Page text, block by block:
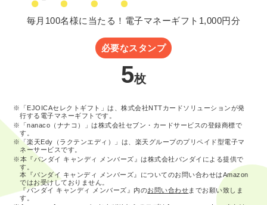
毎月100名様に当たる！電子マネーギフト1,000円分
必要なスタンプ
5枚
※「EJOICAセレクトギフト」は、株式会社NTTカードソリューションが発
行する電子マネーギフトです。
※「nanaco（ナナコ）」は株式会社セブン・カードサービスの登録商標で
す。
※「楽天Edy（ラクテンエディ）」は、楽天グループのプリペイド型電子マ
ネーサービスです。
※本『バンダイ キャンディ メンバーズ』は株式会社バンダイによる提供で
す。
本『バンダイ キャンディ メンバーズ』についてのお問い合わせはAmazon
ではお受けしておりません。
『バンダイ キャンディ メンバーズ』内のお問い合わせまでお願い致しま
す。